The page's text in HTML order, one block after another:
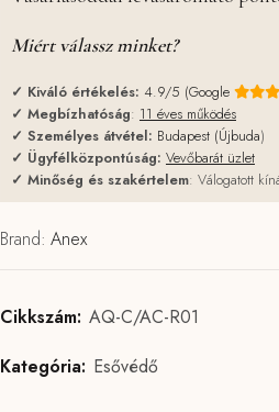
Miért válassz minket?
✓ Kiváló értékelés: 4.9/5 (Google
✓ Megbízhatóság: 11 éves működés
✓ Személyes átvétel: Budapest (Újbuda)
✓ Ügyfélközpontúság: Vevőbarát üzlet
✓ Minőség és szakértelem: Válogatott
Brand: Anex
Cikkszám: AQ-C/AC-R01
Kategória: Esővédő